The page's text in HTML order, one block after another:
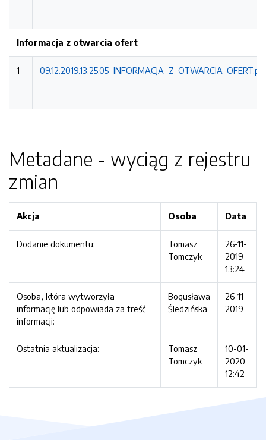
Informacja z otwarcia ofert
1
Metadane - wyciąg z rejestru
zmian
Akcja Osoba Data
Dodanie dokumentu:
Tomasz
Tomczyk
26-11-
2019
13:24
Osoba, która wytworzyła
informację lub odpowiada za treść
informacji:
Bogusława
Śledzińska
26-11-
2019
Ostatnia aktualizacja:
Tomasz
Tomczyk
10-01-
2020
12:42